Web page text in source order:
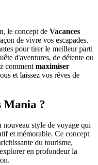
le concept de Vacances
de vivre vos escapades.
pour tirer le meilleur parti
d'aventures, de détente ou
comment maximiser
et laissez vos rêves de
Mania ?
nouveau style de voyage qui
et mémorable. Ce concept
du tourisme,
en profondeur la